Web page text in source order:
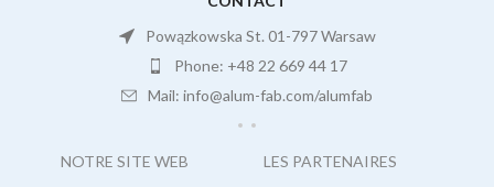
Powązkowska St. 01-797 Warsaw
Phone: +48 22 669 44 17
Mail: info@alum-fab.com/alumfab
NOTRE SITE WEB
LES PARTENAIRES